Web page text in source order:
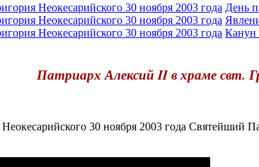
День
Канун
Патриарх Алексий II в храме свт.
30 ноября 2003 года Святейший